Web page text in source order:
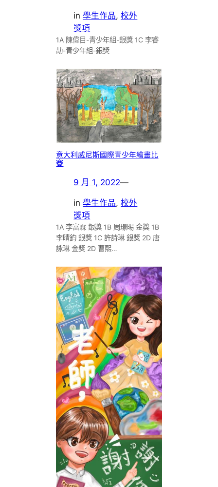
in學生作品, 校外
獎項
1A 陳偉目-青少年組-銀獎 1C 李睿
劼-青少年組-銀獎
意大利威尼斯國際青少年繪畫比
賽
9 月 1, 2022—
in學生作品, 校外
獎項
1A 李富霖 銀獎 1B 周璟晹 金獎 1B
李晴鈞 銀獎 1C 許詩琳 銀獎 2D 唐
詠琳 金獎 2D 曹熙…